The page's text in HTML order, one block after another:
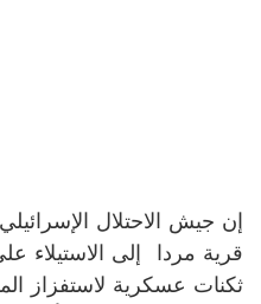
إن جيش الاحتلال
قرية مردا إلى الاستيلاء
ثكنات عسكرية لاستفزاز